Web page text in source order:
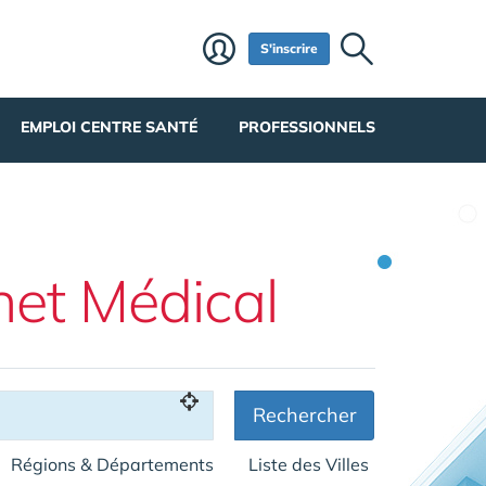
S'inscrire
EMPLOI CENTRE SANTÉ PROFESSIONNELS
Médical
Rechercher
Régions & Départements Liste des Villes